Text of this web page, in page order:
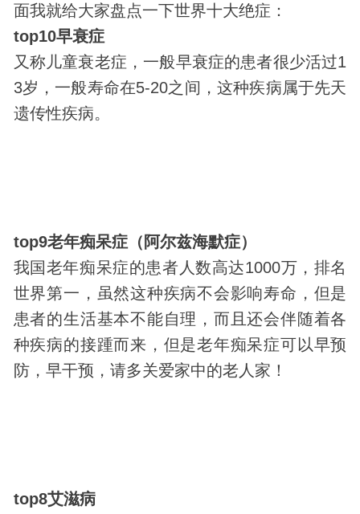
面我就给大家盘点一下世界十大绝症：
top10早衰症
又称儿童衰老症，一般早衰症的患者很少活过1
3岁，一般寿命在5-20之间，这种疾病属于先天
遗传性疾病。
top9老年痴呆症（阿尔兹海默症）
我国老年痴呆症的患者人数高达1000万，排名
世界第一，虽然这种疾病不会影响寿命，但是
患者的生活基本不能自理，而且还会伴随着各
种疾病的接踵而来，但是老年痴呆症可以早预
防，早干预，请多关爱家中的老人家！
top8艾滋病